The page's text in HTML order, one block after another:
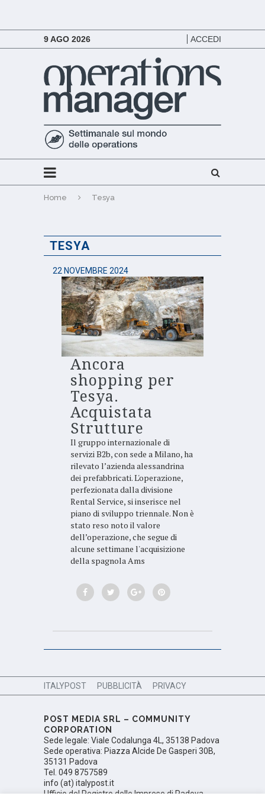
9 AGO 2026 ACCEDI
Home Tesya
TESYA
22 NOVEMBRE 2024
Ancora
shopping per
Tesya.
Acquistata
Strutture
Il gruppo internazionale di
servizi B2b, con sede a Milano, ha
rilevato l’azienda alessandrina
dei prefabbricati. L'operazione,
perfezionata dalla divisione
Rental Service, si inserisce nel
piano di sviluppo triennale. Non è
stato reso noto il valore
dell’operazione, che segue di
alcune settimane l'acquisizione
della spagnola Ams
ITALYPOST PUBBLICITÀ PRIVACY
POST MEDIA SRL – COMMUNITY
CORPORATION
Sede legale: Viale Codalunga 4L, 35138 Padova
Sede operativa: Piazza Alcide De Gasperi 30B,
35131 Padova
Tel. 049 8757589
info (at) italypost.it
Ufficio del Registro delle Imprese di Padova,